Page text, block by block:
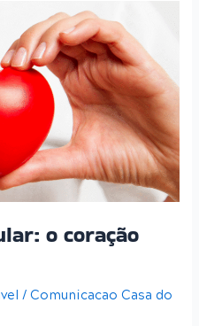
o coração
/Comunicacao Casa do